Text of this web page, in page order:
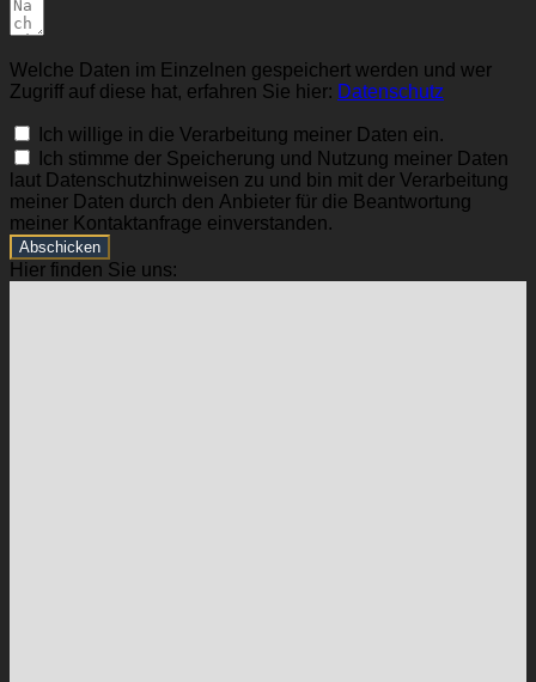
Welche Daten im Einzelnen gespeichert werden und wer
Zugriff auf diese hat, erfahren Sie hier: Datenschutz
Ich willige in die Verarbeitung meiner Daten ein.
Ich stimme der Speicherung und Nutzung meiner Daten
laut Datenschutzhinweisen zu und bin mit der Verarbeitung
meiner Daten durch den Anbieter für die Beantwortung
meiner Kontaktanfrage einverstanden.
Abschicken
Hier finden Sie uns: